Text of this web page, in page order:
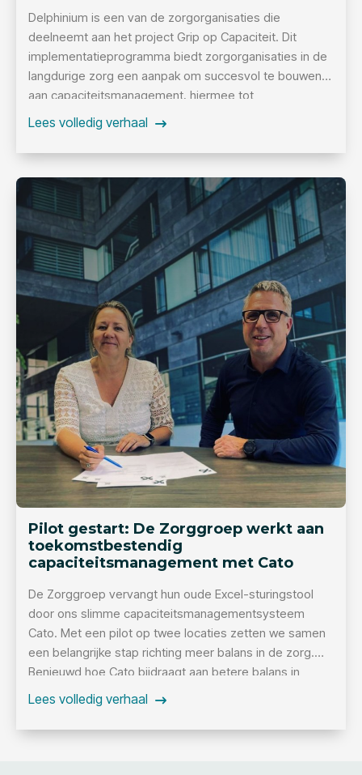
Delphinium is een van de zorgorganisaties die
deelneemt aan het project Grip op Capaciteit. Dit
implementatieprogramma biedt zorgorganisaties in de
langdurige zorg een aanpak om succesvol te bouwen
aan capaciteitsmanagement, hiermee tot
aansprekende resultaten te komen én deze ook te
borgen. Dit modulaire programma wordt begeleid door
onze eigen vakexperts.
Lees volledig verhaal
Pilot gestart: De Zorggroep werkt aan
toekomstbestendig
capaciteitsmanagement met Cato
De Zorggroep vervangt hun oude Excel-sturingstool
door ons slimme capaciteitsmanagementsysteem
Cato. Met een pilot op twee locaties zetten we samen
een belangrijke stap richting meer balans in de zorg.
Benieuwd hoe Cato bijdraagt aan betere balans in
werkdruk én betere zorgkwaliteit?
Lees volledig verhaal